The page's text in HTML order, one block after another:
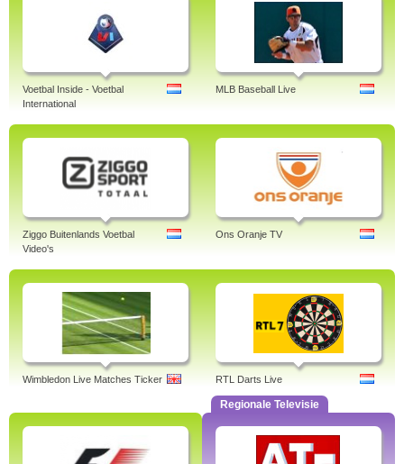
Voetbal Inside - Voetbal
International
MLB Baseball Live
Ziggo Buitenlands Voetbal
Video's
Ons Oranje TV
Wimbledon Live Matches Ticker RTL Darts Live
Regionale Televisie